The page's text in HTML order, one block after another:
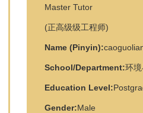
Master Tutor
(正高级级工程师)
Name (Pinyin):
School/Department:环
Education Level:
Gender:Male